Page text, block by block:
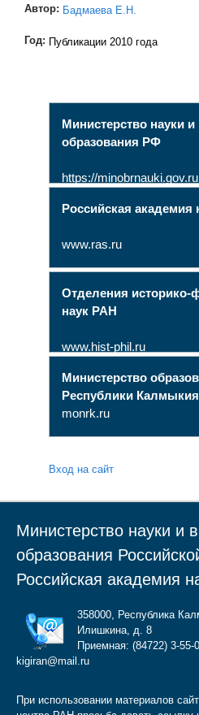
Автор: Бадмаева Е.Н.
Год: Публикации 2010 года
Министерство науки
образования РФ
https://minobrnauki.gov.ru
Российская академия
www.ras.ru
Отделения историко-
наук РАН
www.hist-phil.ru
Министерство
Республики Калмыкия
monrk.ru
Вход на сайт
Министерство науки и
образования
Российская академия
358000, Республика
Илишкина, д. 8
Приемная: (84722) 3-
kigiran@mail.ru
При использовании материалов